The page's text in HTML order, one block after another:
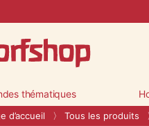
thématiques
d’accueil Tous les produits